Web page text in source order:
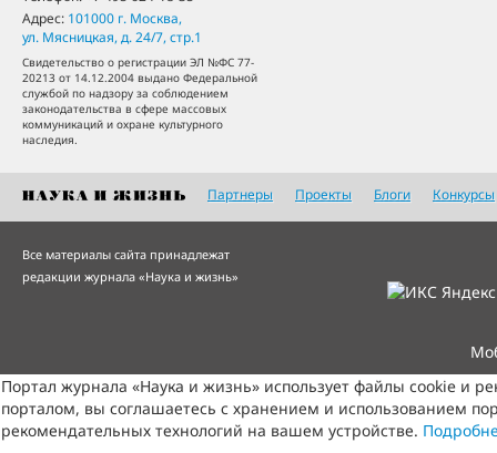
Адрес: 101000 г. Москва,
ул. Мясницкая, д. 24/7, стр.1
Свидетельство о регистрации ЭЛ №ФС 77-
20213 от 14.12.2004 выдано Федеральной
службой по надзору за соблюдением
законодательства в сфере массовых
коммуникаций и охране культурного
наследия.
Партнеры Проекты Блоги Конкурсы
Все материалы сайта принадлежат
редакции журнала «Наука и жизнь»
Портал журнала «Наука и жизнь» использует файлы cookie и
порталом, вы соглашаетесь с хранением и использованием
рекомендательных технологий на вашем устройстве.